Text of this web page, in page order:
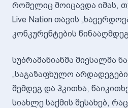
რომელიც მოიცავდა იმას,
Live Nation თავის
კონკურენტების
სუბრამანიანმა მიესალმა
„საგაზაფხულო
შემდეგ და ჰკითხა,
სიახლე საქმის შესახებ,